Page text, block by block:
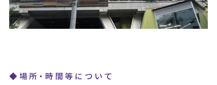
◆場所・時間等について